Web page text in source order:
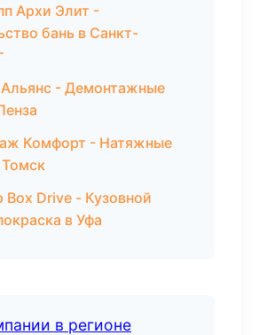
Архи Элит -
бань в Санкт-
- Демонтажные
Комфорт - Натяжные
Томск
Box Drive - Кузовной
в Уфа
в регионе